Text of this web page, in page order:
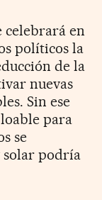
celebrará en
políticos la
de la
nuevas
Sin ese
para
se
solar podría